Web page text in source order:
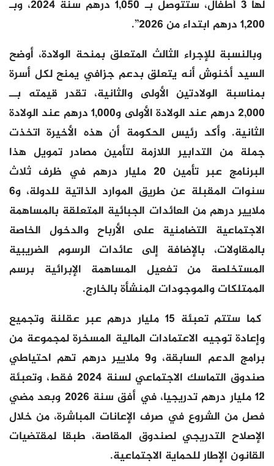
لها 3 أطفال، ستتوصل بـ 1,050 درهم سنة 2024، وبـ
1,200 درهم ابتداء من 2026”.
وبالنسبة للإجراء الثالث المتعلق بمنحة الولادة، أوضح
السيد أخنوش أنه يتعلق بدعم جزافي يمنح لكل أسرة
بمناسبة الولادتين الأولى والثانية، تقدر قيمته بــ
2,000 درهم عند الولادة الأولى و1,000 درهم عند الولادة
الثانية. وأكد رئيس الحكومة أن هذه الأخيرة اتخذت
جملة من التدابير اللازمة لتأمين مصادر تمويل هذا
البرنامج عبر تأمين 20 مليار درهم في ظرف ثلاث
سنوات المقبلة عن طريق الموارد الذاتية للدولة، و6
ملايير درهم من العائدات الجبائية المتعلقة بالمساهمة
الاجتماعية التضامنية على الأرباح والدخول الخاصة
بالمقاولات، بالإضافة إلى عائدات الرسوم الضريبية
المستخلصة من تفعيل المساهمة الإبرائية برسم
الممتلكات والموجودات المنشأة بالخارج.
كما ستتم تعبئة 15 مليار درهم عبر عقلنة وتجميع
وإعادة توجيه الاعتمادات المالية المسخرة لمجموعة من
برامج الدعم السابقة، و9 ملايير درهم تهم احتياطي
صندوق التماسك الاجتماعي لسنة 2024 فقط، وتعبئة
12 مليار درهم تدريجيا، في أفق سنة 2026 وبعد مضي
فصل من الشروع في صرف الإعانات المباشرة، من خلال
الإصلاح التدريجي لصندوق المقاصة، طبقا لمقتضيات
القانون الإطار للحماية الاجتماعية.